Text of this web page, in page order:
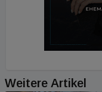
Weitere Artikel